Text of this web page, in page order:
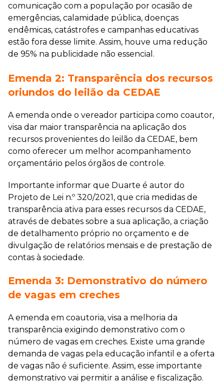
comunicação com a população por ocasião de
emergências, calamidade pública, doenças
endêmicas, catástrofes e campanhas educativas
estão fora desse limite. Assim, houve uma redução
de 95% na publicidade não essencial.
Emenda 2: Transparência dos recursos
oriundos do leilão da CEDAE
A emenda onde o vereador participa como coautor,
visa dar maior transparência na aplicação dos
recursos provenientes do leilão da CEDAE, bem
como oferecer um melhor acompanhamento
orçamentário pelos órgãos de controle.
Importante informar que Duarte é autor do
Projeto de Lei n.º 320/2021, que cria medidas de
transparência ativa para esses recursos da CEDAE,
através de debates sobre a sua aplicação, a criação
de detalhamento próprio no orçamento e de
divulgação de relatórios mensais e de prestação de
contas à sociedade.
Emenda 3: Demonstrativo do número
de vagas em creches
A emenda em coautoria, visa a melhoria da
transparência exigindo demonstrativo com o
número de vagas em creches. Existe uma grande
demanda de vagas pela educação infantil e a oferta
de vagas não é suficiente. Assim, esse importante
demonstrativo vai permitir a análise e fiscalização.